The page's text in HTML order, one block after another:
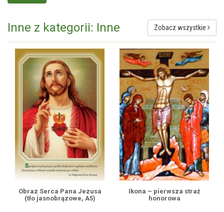
Zobacz wszystkie
Inne z kategorii: Inne
Obraz Serca Pana Jezusa
(tło jasnobrązowe, A5)
Ikona – pierwsza straż
honorowa